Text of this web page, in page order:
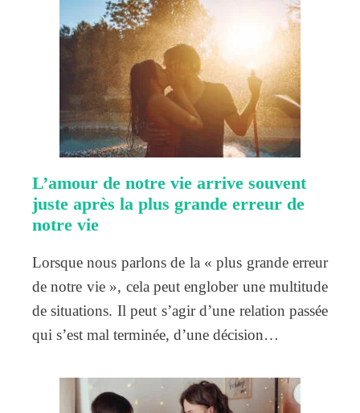
L’amour de notre vie arrive souvent
juste après la plus grande erreur de
notre vie
Lorsque nous parlons de la « plus grande erreur
de notre vie », cela peut englober une multitude
de situations. Il peut s’agir d’une relation passée
qui s’est mal terminée, d’une décision…